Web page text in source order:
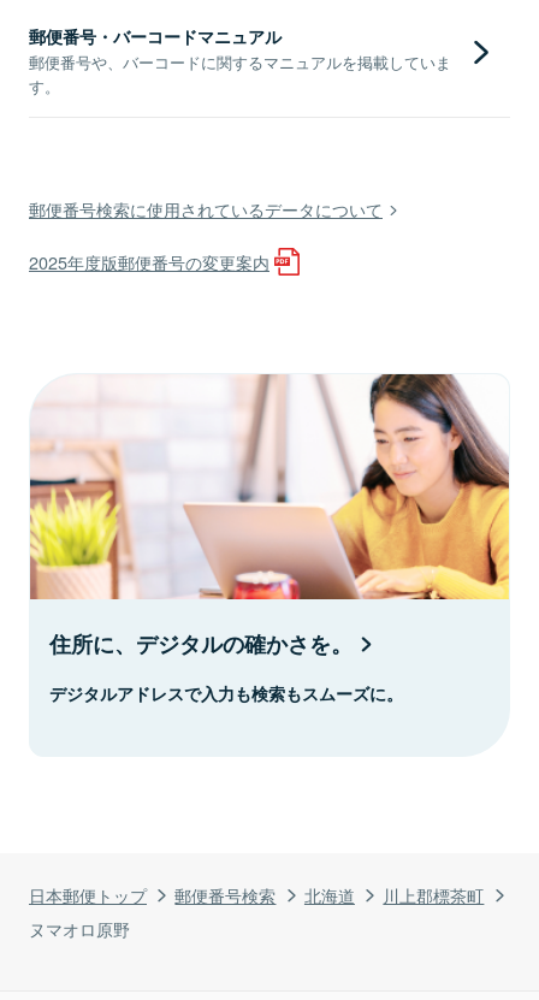
日本郵便トップ 郵便番号検索 北海道
川上郡標茶町
ヌマオロ原野
郵便番号・バーコードマニュアル
郵便番号や、バーコードに関するマニュアルを掲載していま
す。
郵便番号検索に使用されているデータについて
2025年度版郵便番号の変更案内
住所に、デジタルの確かさを。
デジタルアドレスで入力も検索もスムーズに。